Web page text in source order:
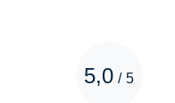
5,0 / 5